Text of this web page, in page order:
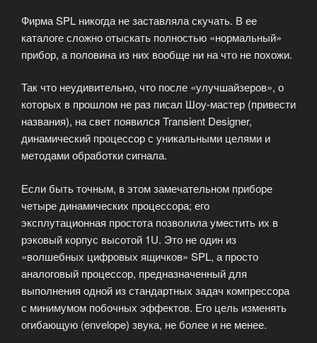
Фирма SPL никогда не заставляла скучать. В ее
каталоге сложно отыскать полностью «нормальный»
прибор, а половина из них вообще ни на что не похожи.
Так что неудивительно, что после «улучшайзеров», о
которых в прошлом не раз писал Шоу-мастер (привести
названия), на свет появился Transient Designer,
динамический процессор с уникальными целями и
методами обработки сигнала.
Если быть точным, в этом замечательном приборе
четыре динамических процессора; его
эксплутационная простота позволила уместить их в
рэковый корпус высотой 1U. Это не один из
«волшебных цифровых ящичков» SPL, а просто
аналоговый процессор, предназначенный для
выполнения одной из стандартных задач компрессора
с минимумом побочных эффектов. Его цель изменять
огибающую (envelope) звука, не более и не менее.